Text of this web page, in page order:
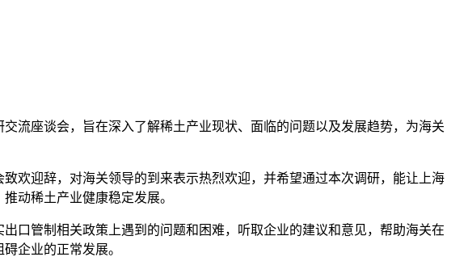
流座谈会，旨在深入了解稀土产业现状、面临的问题以及发展趋势，为海关
欢迎辞，对海关领导的到来表示热烈欢迎，并希望通过本次调研，能让上海
动稀土产业健康稳定发展。
口管制相关政策上遇到的问题和困难，听取企业的建议和意见，帮助海关在
企业的正常发展。